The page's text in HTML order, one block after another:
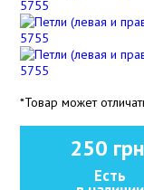
*Товар может
250
Есть